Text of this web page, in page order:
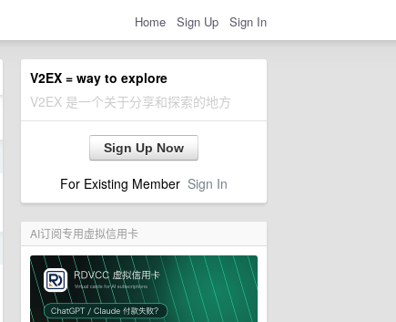
Home Sign Up Sign In
V2EX = way to explore
V2EX 是一个关于分享和探索的地方
Sign Up Now
For Existing Member Sign In
AI订阅专用虚拟信用卡